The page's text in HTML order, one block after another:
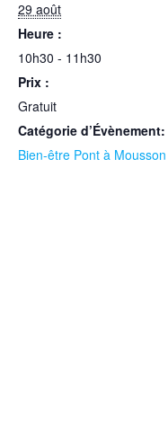
29 août
Heure :
10h30 - 11h30
Prix :
Gratuit
Catégorie d’Évènement:
Bien-être Pont à Mousson